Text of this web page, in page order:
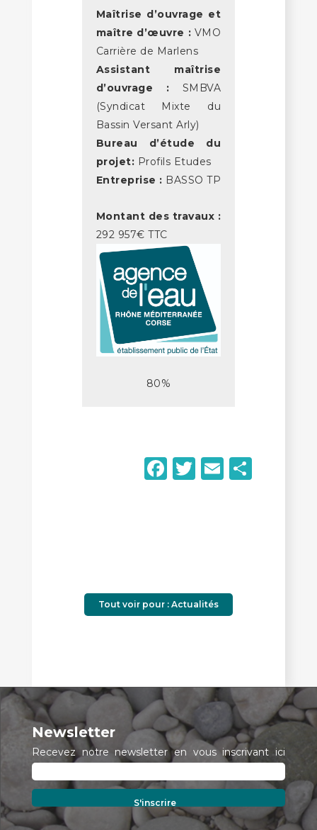
Maîtrise d’ouvrage et
maître d’œuvre : VMO
Carrière de Marlens
Assistant maîtrise
d’ouvrage : SMBVA
(Syndicat Mixte du
Bassin Versant Arly)
Bureau d’étude du
projet: Profils Etudes
Entreprise : BASSO TP
Montant des travaux :
292 957€ TTC
80%
Facebook
Twitter
Email
Tout voir pour : Actualités
Newsletter
Recevez notre newsletter en vous inscrivant ici